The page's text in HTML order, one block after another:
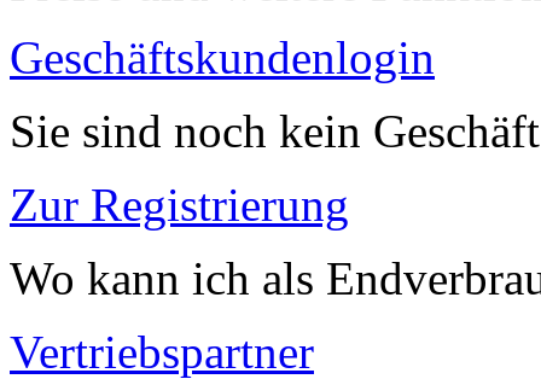
Geschäftskundenlogin
Sie sind noch kein
Zur Registrierung
Wo kann ich als
Vertriebspartner